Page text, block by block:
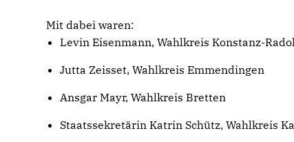
Mit dabei waren:
Levin Eisenmann, Wahlkreis Konstanz-
Jutta Zeisset, Wahlkreis Emmendingen
Ansgar Mayr, Wahlkreis Bretten
Staatssekretärin Katrin Schütz, Wahlkreis